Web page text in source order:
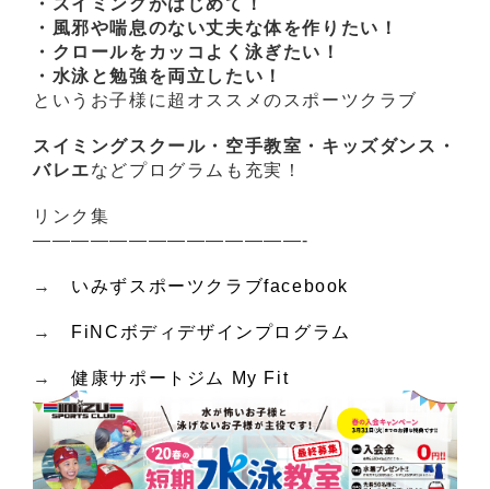
・風邪や喘息のない丈夫な体を作りたい！
・クロールをカッコよく泳ぎたい！
・水泳と勉強を両立したい！
というお子様に超オススメのスポーツクラブ
スイミングスクール・空手教室・キッズダンス・
バレエなどプログラムも充実！
リンク集
——————————————-
→ いみずスポーツクラブfacebook
→ FiNCボディデザインプログラム
→健康サポートジム My Fit